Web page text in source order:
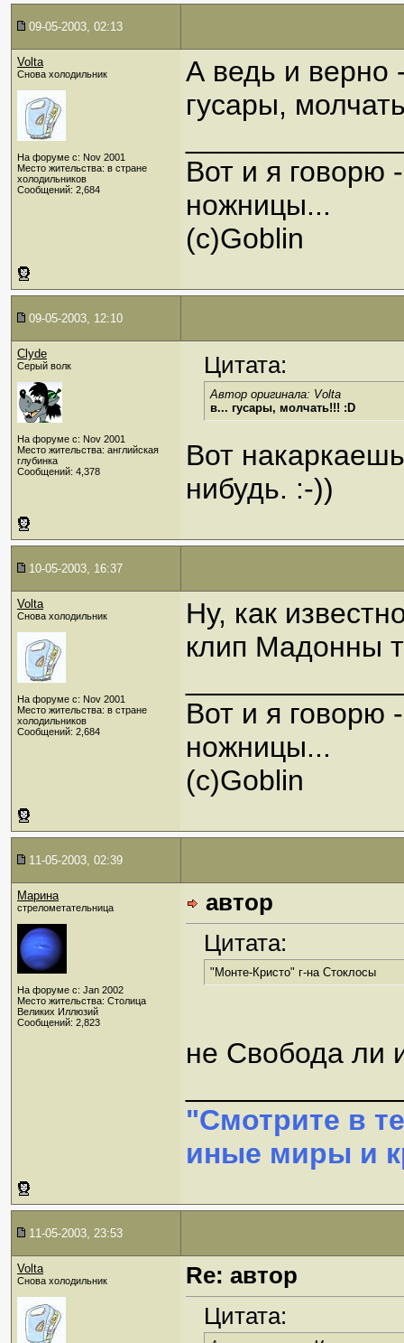
09-05-2003, 02:13
Volta
Снова холодильник
На форуме с: Nov 2001
Место жительства: в стране
холодильников
Сообщений: 2,684
А ведь и верно
гусары,
Вот и я говорю
ножницы...
(с)Goblin
09-05-2003, 12:10
Clyde
Серый волк
На форуме с: Nov 2001
Место жительства: английская
глубинка
Сообщений: 4,378
Цитата:
Автор оригинала: Volta
в... гусары, молчать!!! :D
Вот
нибудь. :-))
10-05-2003, 16:37
Volta
Снова холодильник
На форуме с: Nov 2001
Место жительства: в стране
холодильников
Сообщений: 2,684
Ну, как
клип Мадонны
Вот и я говорю
ножницы...
(с)Goblin
11-05-2003, 02:39
Марина
стрелометательница
На форуме с: Jan 2002
Место жительства: Столица
Великих Иллюзий
Сообщений: 2,823
автор
Цитата:
"Монте-Кристо" г-на Стоклосы
не Свобода ли
"Смотрите в
иные миры и
11-05-2003, 23:53
Volta
Снова холодильник
Re: автор
Цитата: